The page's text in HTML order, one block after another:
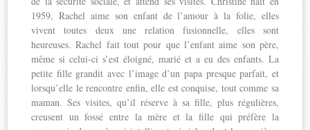
1959, Rachel aime son enfant de l’amour à la folie, elles
vivent toutes deux une relation fusionnelle, elles sont
heureuses. Rachel fait tout pour que l’enfant aime son père,
même si celui-ci s’est éloigné, marié et a eu des enfants. La
petite fille grandit avec l’image d’un papa presque parfait, et
lorsqu’elle le rencontre enfin, elle est conquise, tout comme sa
maman. Ses visites, qu’il réserve à sa fille, plus régulières,
creusent un fossé entre la mère et la fille qui préfère la